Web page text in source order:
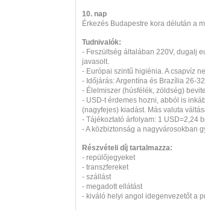
10. nap
Érkezés Budapestre kora délután a
Tudnivalók:
- Feszültség általában 220V, dugalj
javasolt.
- Európai szintű higiénia. A csapvíz
- Időjárás: Argentína és Brazília 26-
- Élelmiszer (húsfélék, zöldség)
- USD-t érdemes hozni, abból is
(nagyfejes) kiadást. Más valuta
- Tájékoztató árfolyam: 1 USD=2,24
- A közbiztonság a nagyvárosokban
Részvételi díj tartalmazza:
- repülőjegyeket
- transzfereket
- szállást
- megadott ellátást
- kiváló helyi angol idegenvezetőt a